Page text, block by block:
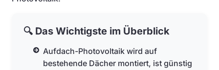
🔍 Das Wichtigste im Überblick
Aufdach-Photovoltaik wird auf
bestehende Dächer montiert, ist günstig